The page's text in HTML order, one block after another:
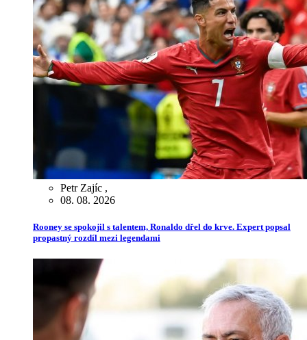
Petr Zajíc ,
08. 08. 2026
Rooney se spokojil s talentem, Ronaldo dřel do krve. Expert popsal
propastný rozdíl mezi legendami